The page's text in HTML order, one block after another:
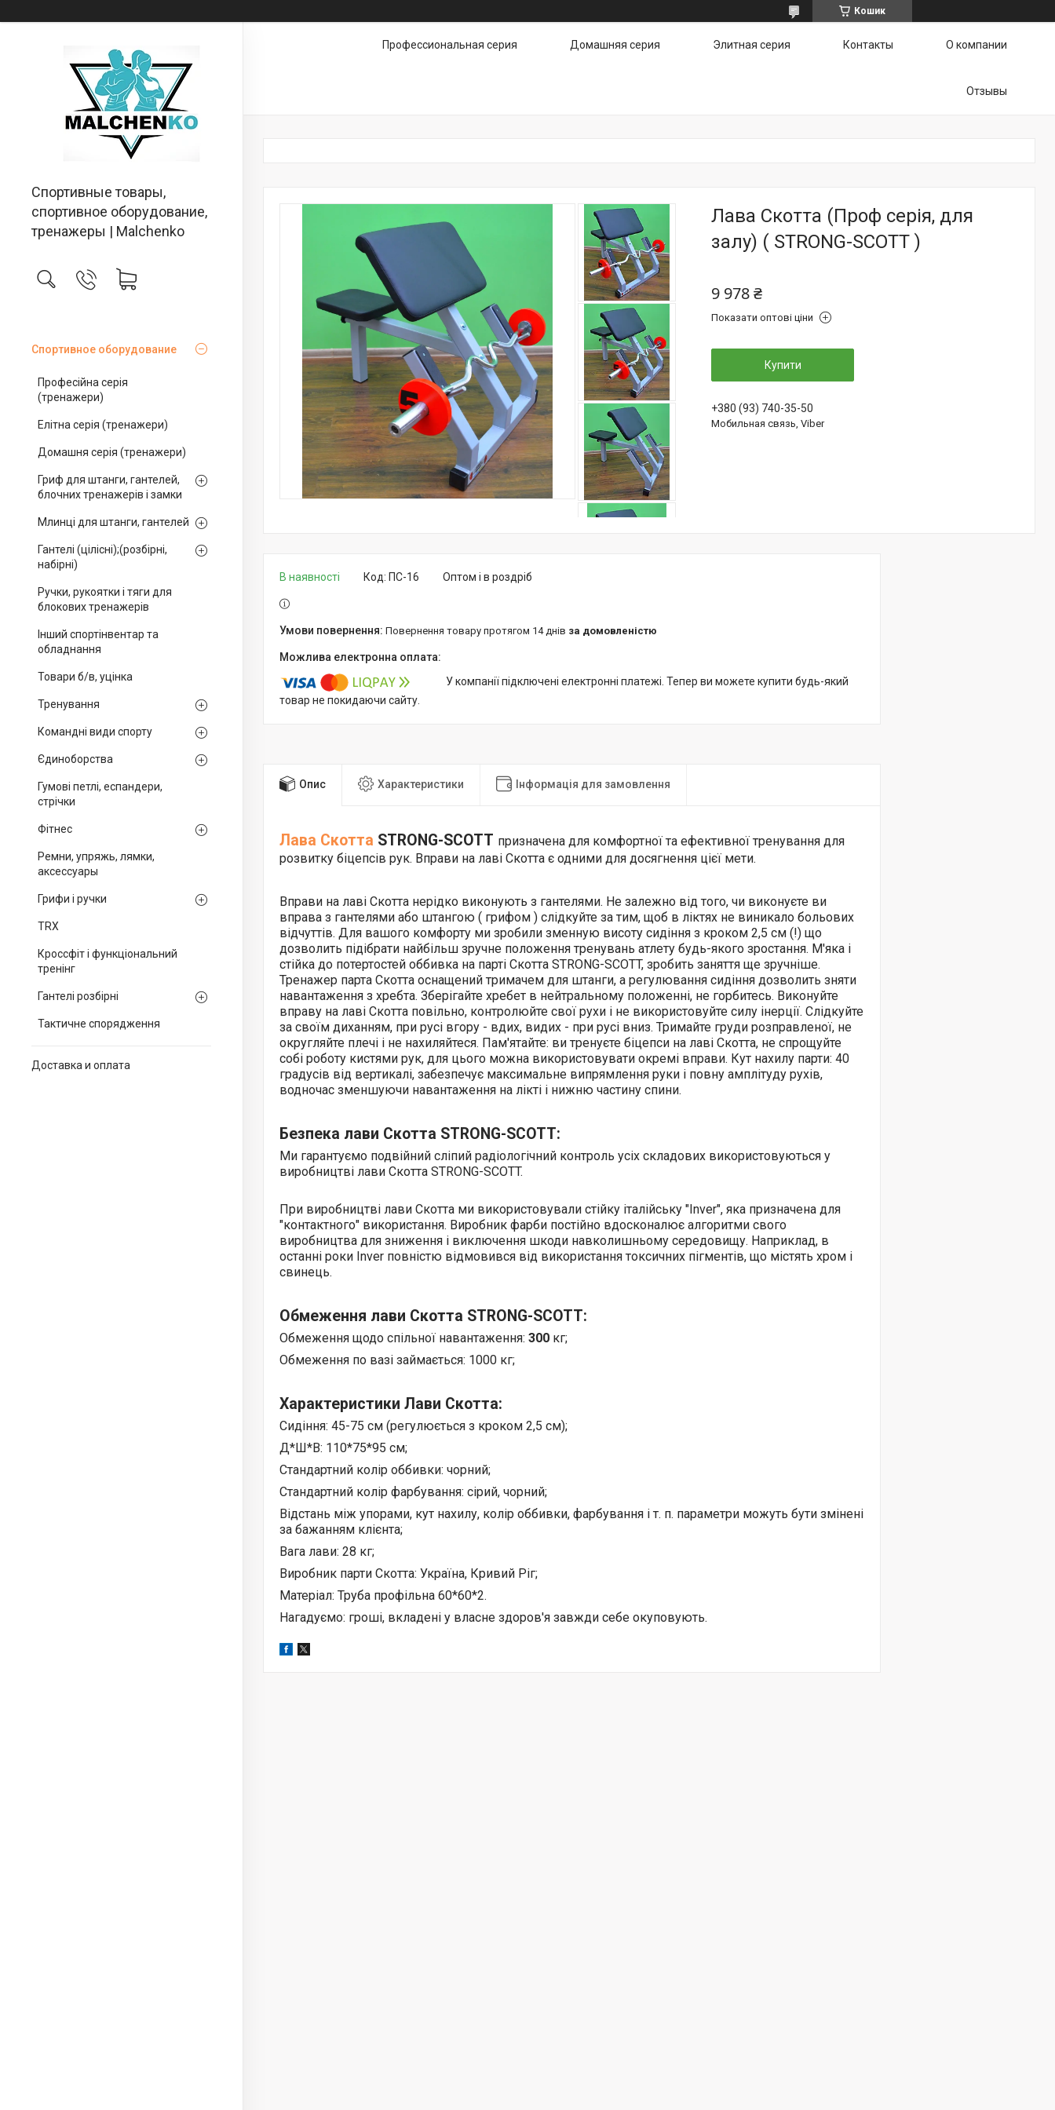
Кошик
Спортивные товары,
спортивное оборудование,
тренажеры | Malchenko
Спортивное оборудование
Професійна серія
(тренажери)
Елітна серія (тренажери)
Домашня серія (тренажери)
Гриф для штанги, гантелей,
блочних тренажерів і замки
Млинці для штанги, гантелей
Гантелі (цілісні);(розбірні,
набірні)
Ручки, рукоятки і тяги для
блокових тренажерів
Інший спортінвентар та
обладнання
Товари б/в, уцінка
Тренування
Командні види спорту
Єдиноборства
Гумові петлі, еспандери,
стрічки
Фітнес
Ремни, упряжь, лямки,
аксессуары
Грифи і ручки
TRX
Кроссфіт і функціональний
тренінг
Гантелі розбірні
Тактичне спорядження
Доставка и оплата
Профессиональная серия Домашняя серия Элитная серия Контакты О компании
Отзывы
Лава Скотта (Проф серія, для
залу) ( STRONG-SCOTT )
9 978 ₴
Показати оптові ціни
Купити
+380 (93) 740-35-50
Мобильная связь, Viber
В наявності Оптом і в роздріб
Код: ПС-16
повернення товару протягом 14 днів за домовленістю
У компанії підключені електронні платежі. Тепер ви можете купити будь-який
товар не покидаючи сайту.
Опис Характеристики Інформація для замовлення
Лава Скотта STRONG-SCOTT призначена для комфортної та ефективної тренування для
розвитку біцепсів рук. Вправи на лаві Скотта є одними для досягнення цієї мети.
Вправи на лаві Скотта нерідко виконують з гантелями. Не залежно від того, чи виконуєте ви
вправа з гантелями або штангою ( грифом ) слідкуйте за тим, щоб в ліктях не виникало больових
відчуттів. Для вашого комфорту ми зробили зменную висоту сидіння з кроком 2,5 см (!) що
дозволить підібрати найбільш зручне положення тренувань атлету будь-якого зростання. М'яка і
стійка до потертостей оббивка на парті Скотта STRONG-SCOTT, зробить заняття ще зручніше.
Тренажер парта Скотта оснащений тримачем для штанги, а регулювання сидіння дозволить зняти
навантаження з хребта. Зберігайте хребет в нейтральному положенні, не горбитесь. Виконуйте
вправу на лаві Скотта повільно, контролюйте свої рухи і не використовуйте силу інерції. Слідкуйте
за своїм диханням, при русі вгору - вдих, видих - при русі вниз. Тримайте груди розправленої, не
округляйте плечі і не нахиляйтеся. Пам'ятайте: ви тренуєте біцепси на лаві Скотта, не спрощуйте
собі роботу кистями рук, для цього можна використовувати окремі вправи. Кут нахилу парти: 40
градусів від вертикалі, забезпечує максимальне випрямлення руки і повну амплітуду рухів,
водночас зменшуючи навантаження на лікті і нижню частину спини.
Безпека лави Скотта STRONG-SCOTT:
Ми гарантуємо подвійний сліпий радіологічний контроль усіх складових використовуються у
виробництві лави Скотта STRONG-SCOTT.
При виробництві лави Скотта ми використовували стійку італійську "Inver", яка призначена для
"контактного" використання. Виробник фарби постійно вдосконалює алгоритми свого
виробництва для зниження і виключення шкоди навколишньому середовищу. Наприклад, в
останні роки Inver повністю відмовився від використання токсичних пігментів, що містять хром і
свинець.
Обмеження лави Скотта STRONG-SCOTT:
Обмеження щодо спільної навантаження: 300 кг;
Обмеження по вазі займається: 1000 кг;
Характеристики Лави Скотта:
Сидіння: 45-75 см (регулюється з кроком 2,5 см);
Д*Ш*В: 110*75*95 см;
Стандартний колір оббивки: чорний;
Стандартний колір фарбування: сірий, чорний;
Відстань між упорами, кут нахилу, колір оббивки, фарбування і т. п. параметри можуть бути змінені
за бажанням клієнта;
Вага лави: 28 кг;
Виробник парти Скотта: Україна, Кривий Ріг;
Матеріал: Труба профільна 60*60*2.
Нагадуємо: гроші, вкладені у власне здоров'я завжди себе окуповують.